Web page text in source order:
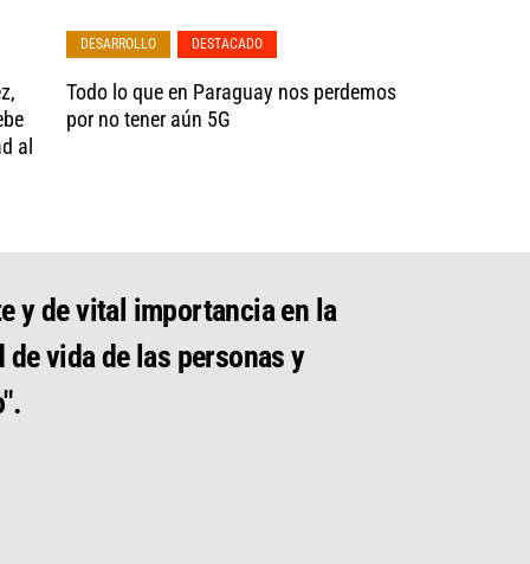
al
Todo lo que en Paraguay nos perdemos
por no tener aún 5G
DESARROLLO DESTACADO
y de vital importancia en la
vida de las personas y